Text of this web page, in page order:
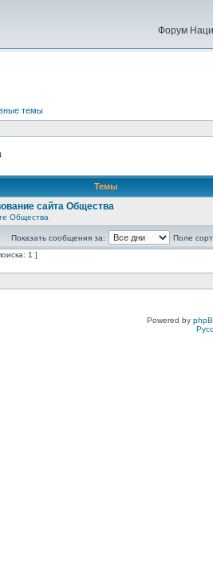
Форум
темы
Темы
сайта Общества
Общества
Показать сообщения за:
Поле
1 ]
Powered by